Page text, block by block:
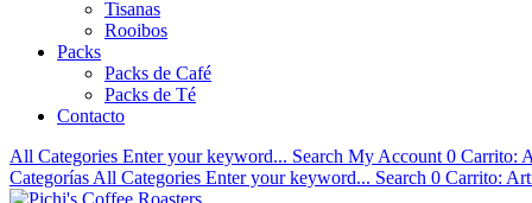
Tisanas
Rooibos
Packs
Packs de Café
Packs de Té
Contacto
All Categories Enter your keyword... Search My Account 0 Carrito:
Categorías All Categories Enter your keyword... Search 0 Carrito: